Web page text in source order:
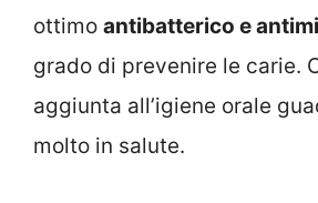
ottimo antibatterico e
grado di prevenire le carie.
aggiunta all’igiene orale
molto in salute.